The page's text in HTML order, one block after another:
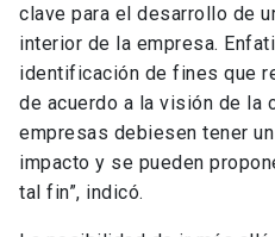
clave para el desarrollo de
interior de la empresa.
identificación de fines que
de acuerdo a la visión de la
empresas debiesen tener
impacto y se pueden
tal fin”, indicó.